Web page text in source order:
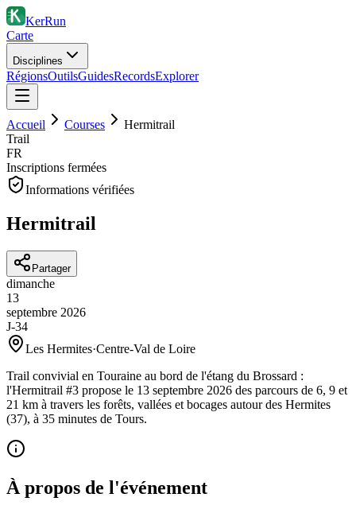
KerRun
Carte
Disciplines
RégionsOutilsGuidesRecordsExplorer
Accueil Courses
Hermitrail
Trail
FR
Inscriptions fermées
Informations vérifiées
Hermitrail
Partager
dimanche
13
septembre 2026
J-34
Les Hermites·Centre-Val de Loire
Trail convivial en Touraine au bord de l'étang du Brossard :
l'Hermitrail #3 propose le 13 septembre 2026 des parcours de 6, 9 et
21 km à travers les forêts, vallées et bocages autour des Hermites
(37), à 35 minutes de Tours.
À propos de l'événement